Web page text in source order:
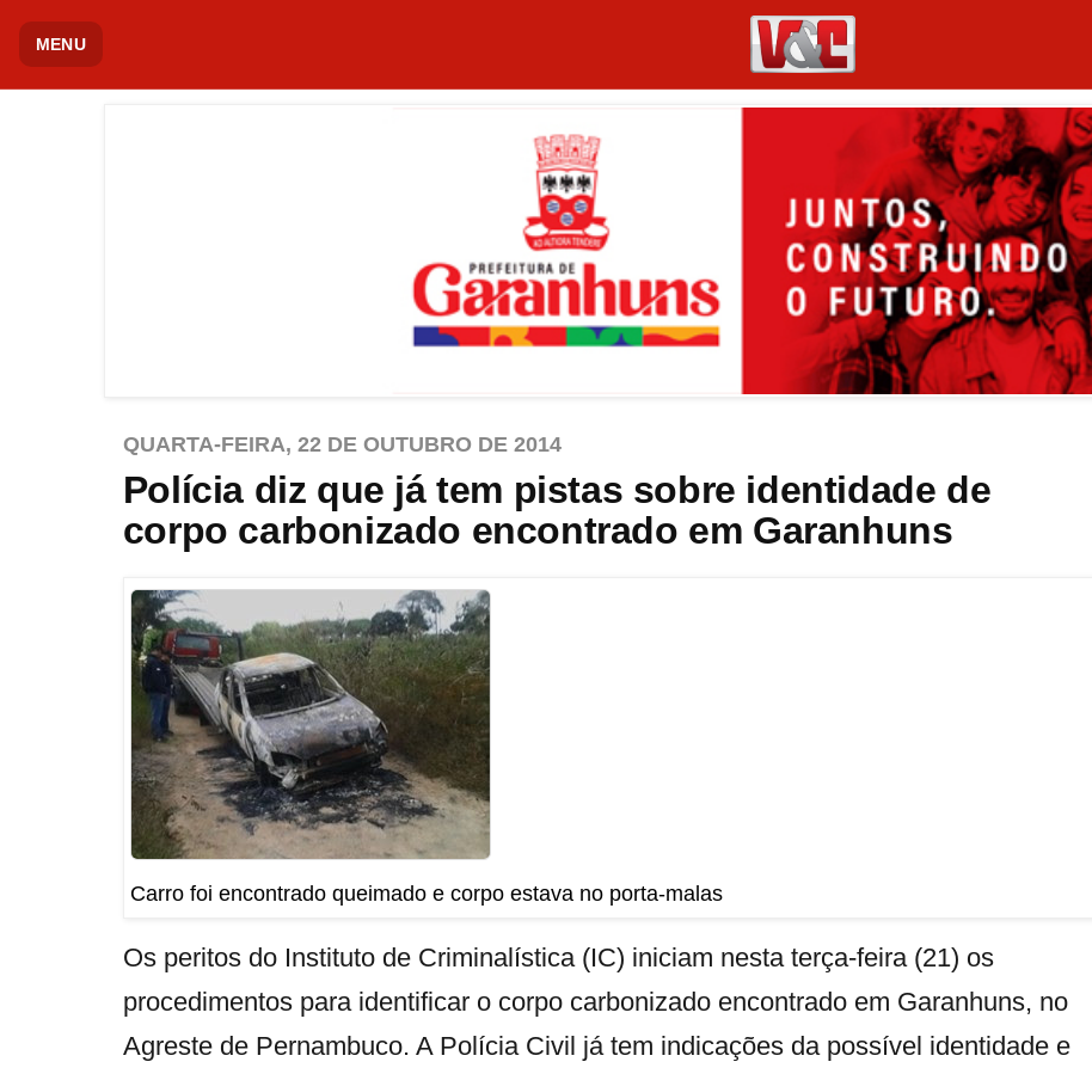
MENU
QUARTA-FEIRA, 22 DE OUTUBRO DE 2014
Polícia diz que já tem pistas sobre identidade de
corpo carbonizado encontrado em Garanhuns
Carro foi encontrado queimado e corpo estava no porta-malas
Os peritos do Instituto de Criminalística (IC) iniciam nesta terça-feira (21) os
procedimentos para identificar o corpo carbonizado encontrado em Garanhuns, no
Agreste de Pernambuco. A Polícia Civil já tem indicações da possível identidade e